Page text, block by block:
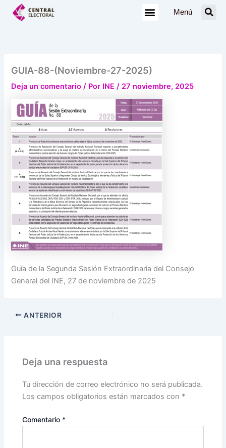
Menú
GUIA-88-(Noviembre-27-2025)
Deja un comentario / Por INE/ 27 noviembre, 2025
Guía de la Segunda Sesión Extraordinaria del Consejo
General del INE, 27 de noviembre de 2025
ANTERIOR
Deja una respuesta
Tu dirección de correo electrónico no será publicada.
Los campos obligatorios están marcados con *
Comentario *